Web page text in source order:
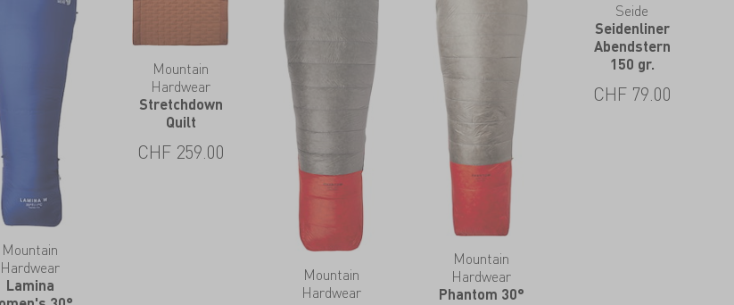
Mountain
Hardwear
Lamina
Mountain
Hardwear
Stretchdown
Quilt
CHF 259.00
Mountain
Hardwear
Mountain
Hardwear
Phantom 30°
Seide
Seidenliner
Abendstern
150 gr.
CHF 79.00